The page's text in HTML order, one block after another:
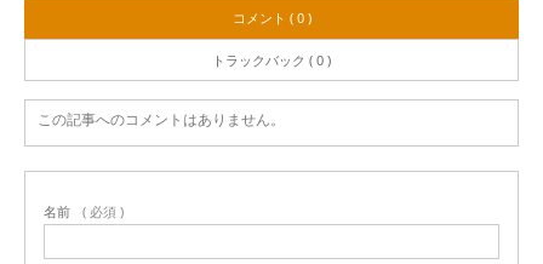
コメント ( 0 )
トラックバック ( 0 )
この記事へのコメントはありません。
名前 ( 必須 )